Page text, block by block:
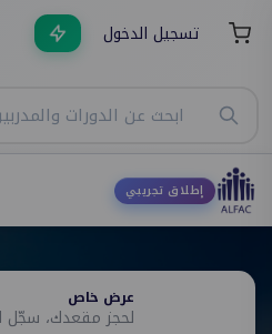
تسجيل الدخول
إطلاق تجريبي
عرض خاص
لحجز مقعدك، سجّل